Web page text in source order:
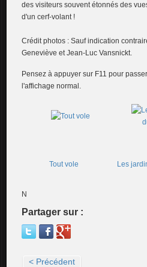
des visiteurs souvent étonnés des
d'un cerf-volant !
Crédit photos : Sauf indication
Geneviève et Jean-Luc Vansnickt.
Pensez à appuyer sur F11 pour
l'affichage normal.
Tout vole Les
N
Partager sur :
< Précédent